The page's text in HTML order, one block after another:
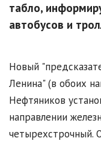
табло,
автобусов и
Новый
Ленина" (в обоих
Нефтяников
направлении
четырехстрочный.